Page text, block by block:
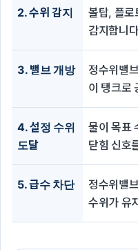
2. 수위 감지
볼탑, 플로
감지합니
3. 밸브 개방
정수위밸
이 탱크로
4. 설정 수위
도달
물이 목표
닫힘 신호
5. 급수 차단
정수위밸
수위가 유